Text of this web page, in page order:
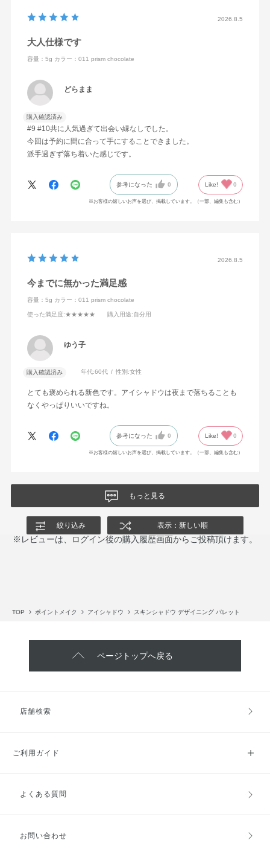
2026.8.5
大人仕様です
容量：5g カラー：011 prism chocolate
どらまま
購入確認済み
#9 #10共に人気過ぎて出会い縁なしでした。
今回は予約に間に合って手にすることできました。
派手過ぎず落ち着いた感じです。
参考になった 0 Like! 0
※お客様の嬉しいお声を選び、掲載しています。（一部、編集も含む）
2026.8.5
今までに無かった満足感
容量：5g カラー：011 prism chocolate
使った満足度:★★★★★ 購入用途:自分用
ゆう子
購入確認済み 年代:60代 性別:女性
とても褒められる新色です。アイシャドウは夜まで落ちることも
なくやっぱりいいですね。
参考になった 0 Like! 0
※お客様の嬉しいお声を選び、掲載しています。（一部、編集も含む）
もっと見る
絞り込み 表示：新しい順
※レビューは、ログイン後の購入履歴画面からご投稿頂けます。
TOP ポイントメイク アイシャドウ スキンシャドウ デザイニング パレット
ページトップへ戻る
店舗検索
ご利用ガイド
ご利用ガイドトップ
お支払方法
よくある質問
お問い合わせ